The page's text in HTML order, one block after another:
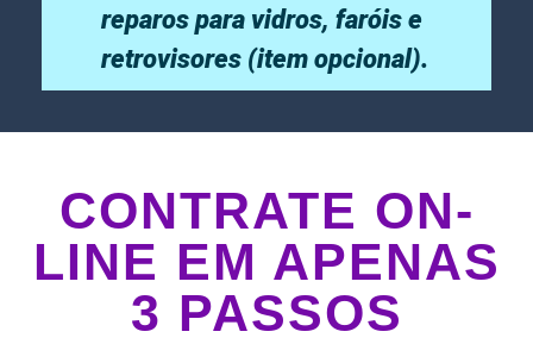
reparos para vidros, faróis e
retrovisores (item opcional).
CONTRATE ON-
LINE EM APENAS
3 PASSOS